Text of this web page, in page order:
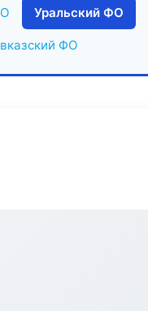
Уральский ФО
ФО